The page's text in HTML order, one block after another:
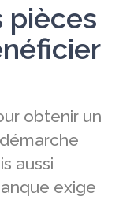
pièces
obtenir un
aussi
exige